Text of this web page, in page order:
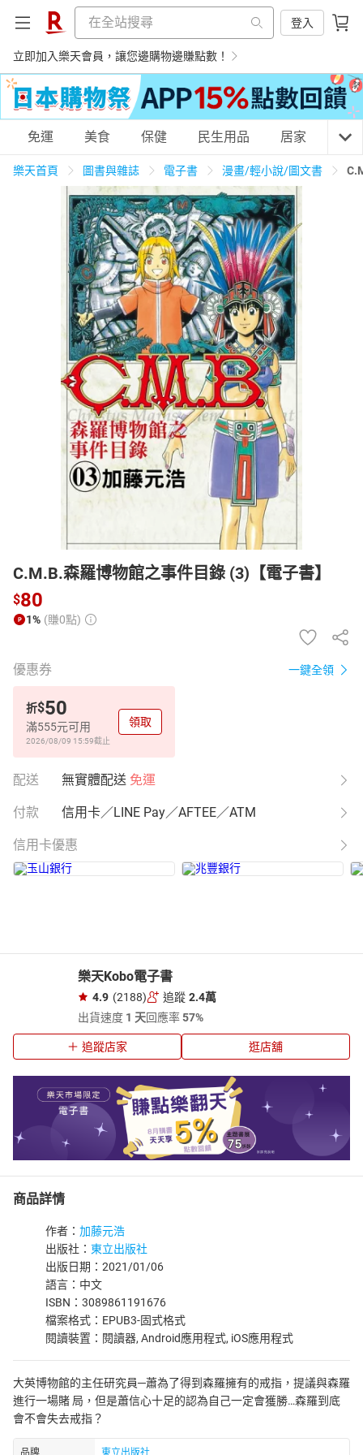
登入
立即加入樂天會員，讓您邊購物邊賺點數！
購物網分類
天天免運 美食蛋糕 養生保健 民生用品
居家生活 3C家電 運動休閒 親子玩具
男裝 化妝保養 情趣用品
日本購物 電子/紙本書
HOT
免運 美食 保健 民生用品 居家 3C
樂天首頁 圖書與雜誌 電子書 漫畫/輕小說/圖文書
C.M.B.森羅博物館之事件目錄 (3)【電子書】
$80
1% (賺0點)
優惠券 一鍵全領
折$50
滿555元可用
2026/08/09 15:59截止
領取
配送 無實體配送 免運
付款 信用卡／LINE Pay／AFTEE／ATM
信用卡優惠
樂天Kobo電子書
4.9 (2188) 追蹤 2.4萬
出貨速度 1 天回應率57%
追蹤店家 逛店舖
商品詳情
作者： 加藤元浩
出版社： 東立出版社
出版日期：2021/01/06
語言：中文
ISBN：3089861191676
檔案格式：EPUB3-固式格式
閱讀裝置：閱讀器, Android應用程式, iOS應用程式
大英博物館的主任研究員─蕭為了得到森羅擁有的戒指，提議與森羅
進行一場賭 局，但是蕭信心十足的認為自己一定會獲勝…森羅到底
會不會失去戒指？
品牌 東立出版社